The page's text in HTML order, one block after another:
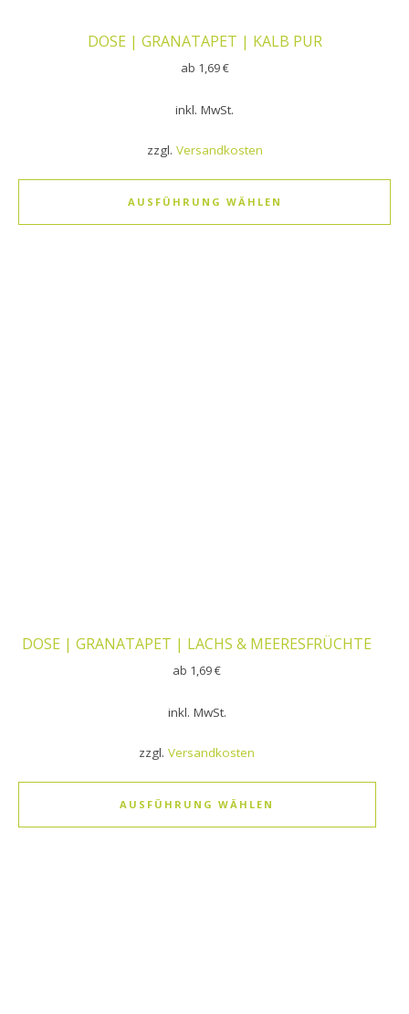
DOSE | GRANATAPET | KALB PUR
ab 1,69€
inkl. MwSt.
zzgl. Versandkosten
AUSFÜHRUNG WÄHLEN
DOSE | GRANATAPET | LACHS & MEERESFRÜCHTE
ab 1,69€
inkl. MwSt.
zzgl.Versandkosten
AUSFÜHRUNG WÄHLEN